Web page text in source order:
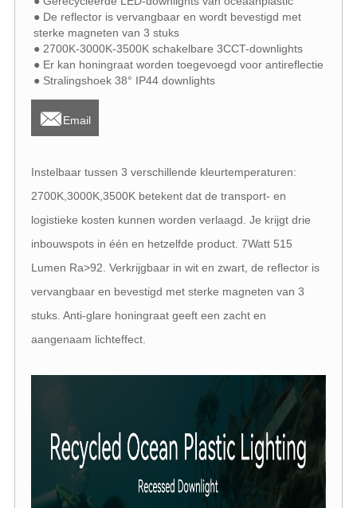
● De reflector is vervangbaar en wordt bevestigd met
sterke magneten van 3 stuks
● 2700K-3000K-3500K schakelbare 3CCT-downlights
● Er kan honingraat worden toegevoegd voor antireflectie
● Stralingshoek 38° IP44 downlights
Email
Instelbaar tussen 3 verschillende kleurtemperaturen:
2700K,3000K,3500K betekent dat de transport- en
logistieke kosten kunnen worden verlaagd. Je krijgt drie
inbouwspots in één en hetzelfde product. 7Watt 515
Lumen Ra>92. Verkrijgbaar in wit en zwart, de reflector is
vervangbaar en bevestigd met sterke magneten van 3
stuks. Anti-glare honingraat geeft een zacht en
aangenaam lichteffect.